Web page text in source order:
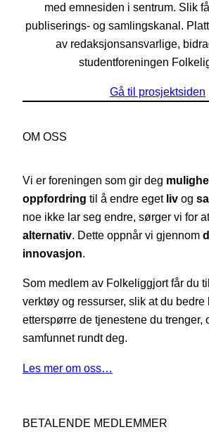
med emnesiden i sentrum. Slik
publiserings- og samlingskanal.
av redaksjonsansvarlige,
studentforeningen
Gå til prosjektsiden
OM OSS
Vi er foreningen som gir deg
oppfordring til å endre eget liv og
noe ikke lar seg endre, sørger vi for
alternativ. Dette oppnår vi gjennom
innovasjon.
Som medlem av Folkeliggjort får du
verktøy og ressurser, slik at du bedre
etterspørre de tjenestene du trenger,
samfunnet rundt deg.
Les mer om oss…
BETALENDE MEDLEMMER